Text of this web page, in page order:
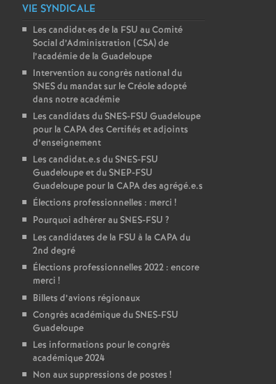
VIE SYNDICALE
Les candidat·es de la FSU au Comité
Social d’Administration (CSA) de
l’académie de la Guadeloupe
Intervention au congrès national du
SNES du mandat sur le Créole adopté
dans notre académie
Les candidats du SNES-FSU Guadeloupe
pour la CAPA des Certifiés et adjoints
d’enseignement
Les candidat.e.s du SNES-FSU
Guadeloupe et du SNEP-FSU
Guadeloupe pour la CAPA des agrégé.e.s
Élections professionnelles : merci !
Pourquoi adhérer au SNES-FSU ?
Les candidates de la FSU à la CAPA du
2nd degré
Élections professionnelles 2022 : encore
merci !
Billets d’avions régionaux
Congrès académique du SNES-FSU
Guadeloupe
Les informations pour le congrès
académique 2024
Non aux suppressions de postes !